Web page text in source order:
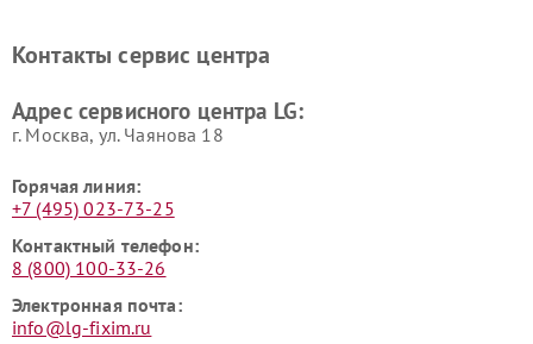
Ремонт морозильных камер
Ремонт вертикальных
Контакты сервис центра
Адрес сервисного центра LG:
г. Москва, ул. Чаянова 18
Горячая линия:
+7 (495) 023-73-25
Контактный телефон:
8 (800) 100-33-26
Электронная почта:
info@lg-fixim.ru